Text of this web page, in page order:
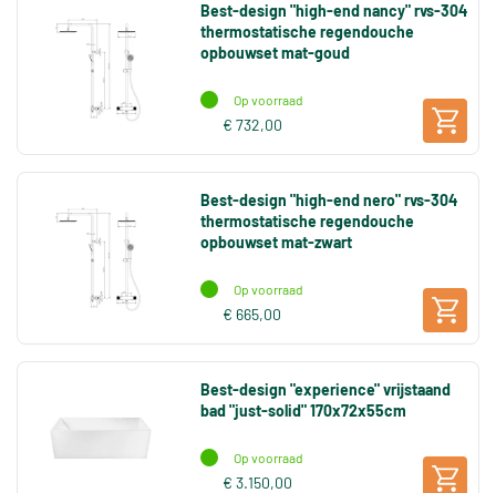
Best-design "high-end nancy" rvs-304
thermostatische regendouche
opbouwset mat-goud
Op voorraad
€ 732,00
Best-design "high-end nero" rvs-304
thermostatische regendouche
opbouwset mat-zwart
Op voorraad
€ 665,00
Best-design "experience" vrijstaand
bad "just-solid" 170x72x55cm
Op voorraad
€ 3.150,00